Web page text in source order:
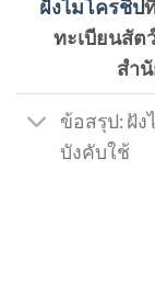
ฝังไมโครชิป
ทะเบียนสัต
สำนั
ข้อสรุป: ฝั
บังคับใช้